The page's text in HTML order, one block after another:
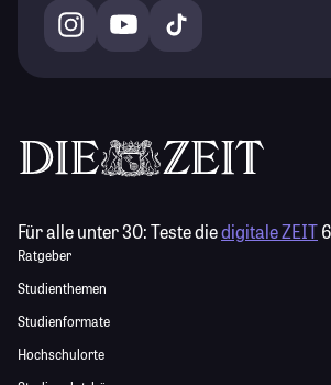
Für alle unter 30:Teste diedigitale ZEIT
Ratgeber
Studienthemen
Studienformate
Hochschulorte